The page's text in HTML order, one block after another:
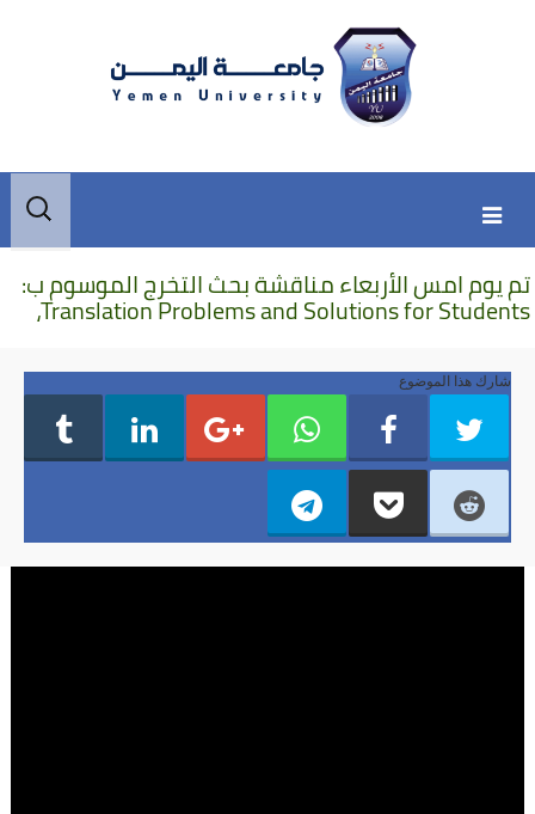
content
secondary
content
البحث
عن:
تم يوم امس الأربعاء مناقشة بحث التخرج الموسوم ب:
Translation Problems and Solutions for Students،
شارك هذا الموضوع